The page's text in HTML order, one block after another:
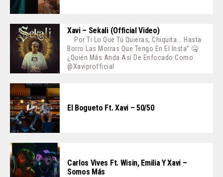
Xavi – Sekali (Official Video)
Por Ti Lo Que Tú Quieras, Chiquita... Hasta
Borro Las Morras Que Tengo En El Insta” 🤐
¿Quién Más Anda Así De Enfocado Como
@xaviprofficial
El Bogueto Ft. Xavi – 50/50
Carlos Vives Ft. Wisin, Emilia Y Xavi –
Somos Más